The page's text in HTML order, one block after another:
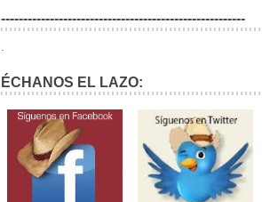
-------------------------------------------------------
ÉCHANOS EL LAZO: